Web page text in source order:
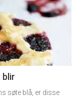
blir
søte blå, er disse